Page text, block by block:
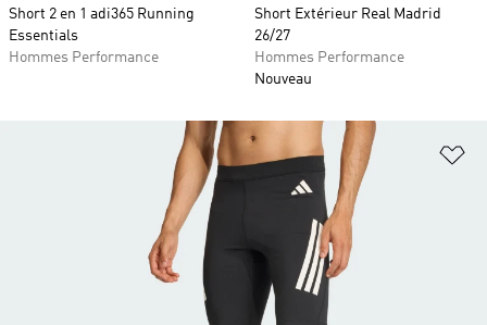
Short 2 en 1 adi365 Running
Essentials
Hommes Performance
Short Extérieur Real Madrid
26/27
Hommes Performance
Nouveau